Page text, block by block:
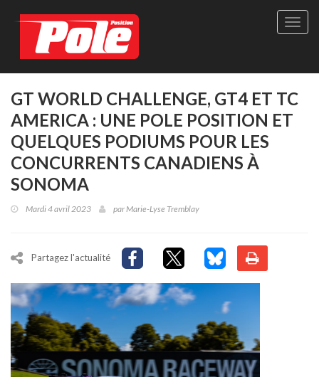
Site
-
GT WORLD CHALLENGE, GT4 ET TC
AMERICA : UNE POLE POSITION ET
QUELQUES PODIUMS POUR LES
CONCURRENTS CANADIENS À
SONOMA
Mardi 4 avril 2023 parMarie-Lyse Tremblay
Partagez l'actualité